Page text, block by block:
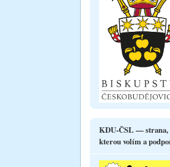
KDU-ČSL — strana,
kterou volím a